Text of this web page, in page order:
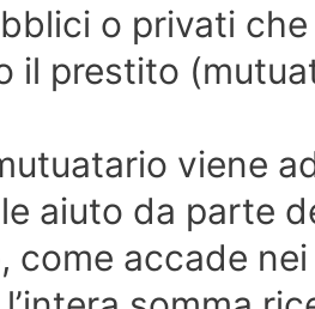
o privati
il prestito
viene
aiuto da parte
come accade